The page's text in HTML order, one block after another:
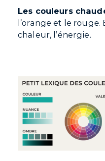
Les couleurs
l’orange et le rouge.
chaleur, l’énergie.